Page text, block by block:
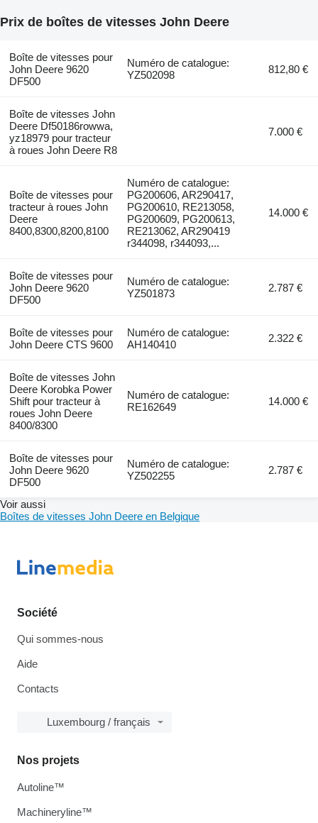
Prix de boîtes de vitesses John Deere
Boîte de vitesses pour
John Deere 9620
DF500
Numéro de catalogue:
YZ502098
812,80 €
Boîte de vitesses John
Deere Df50186rowwa,
yz18979 pour tracteur
à roues John Deere R8
7.000 €
Boîte de vitesses pour
tracteur à roues John
Deere
8400,8300,8200,8100
Numéro de catalogue:
PG200606, AR290417,
PG200610, RE213058,
PG200609, PG200613,
RE213062, AR290419
r344098, r344093,...
14.000 €
Boîte de vitesses pour
John Deere 9620
DF500
Numéro de catalogue:
YZ501873
2.787 €
Boîte de vitesses pour
John Deere CTS 9600
Numéro de catalogue:
AH140410
2.322 €
Boîte de vitesses John
Deere Korobka Power
Shift pour tracteur à
roues John Deere
8400/8300
Numéro de catalogue:
RE162649
14.000 €
Boîte de vitesses pour
John Deere 9620
DF500
Numéro de catalogue:
YZ502255
2.787 €
Voir aussi
Boîtes de vitesses John Deere en Belgique
Société
Qui sommes-nous
Aide
Contacts
Luxembourg / français
Nos projets
Autoline™
Machineryline™